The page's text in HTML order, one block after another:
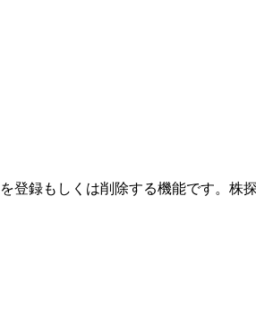
登録もしくは削除する機能です。 株